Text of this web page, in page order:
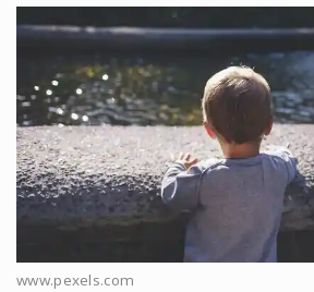
www.pexels.com